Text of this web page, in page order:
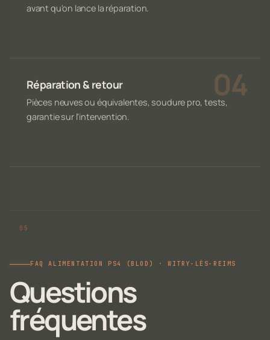
avant qu'on lance la réparation.
Réparation & retour
Pièces neuves ou équivalentes, soudure pro, tests,
garantie sur l'intervention.
FAQ ALIMENTATION PS4 (BLOD) · WITRY-LÈS-REIMS
Questions
fréquentes